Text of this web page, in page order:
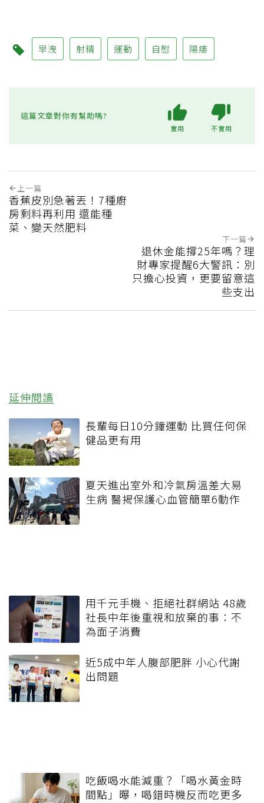
早洩 射精 運動 自慰 陽痿
這篇文章對你有幫助嗎?
實用 不實用
上一篇
香蕉皮別急著丟！7種廚
房剩料再利用 還能種
菜、變天然肥料
下一篇
退休金能撐25年嗎？理
財專家提醒6大警訊：別
只擔心投資，更要留意這
些支出
延伸閱讀
長輩每日10分鐘運動 比買任何保
健品更有用
夏天進出室外和冷氣房溫差大易
生病 醫揭保護心血管簡單6動作
用千元手機、拒絕社群網站 48歲
社長中年後重視和放棄的事：不
為面子消費
近5成中年人腹部肥胖 小心代謝
出問題
吃飯喝水能減重？「喝水黃金時
間點」曝，喝錯時機反而吃更多